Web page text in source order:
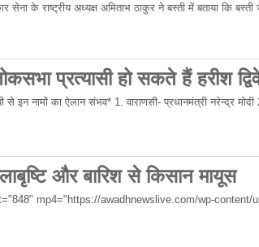
के राष्ट्रीय अध्यक्ष अमिताभ ठाकुर ने बस्ती में बताया कि बस्ती
प्रत्यासी हो सकते हैं हरीश
से इन नामों का ऐलान संभव* 1. वाराणसी- प्रधानमंत्री नरेन्द्र
और बारिश से किसान मायूस
mp4="https://awadhnewslive.com/wp-content/